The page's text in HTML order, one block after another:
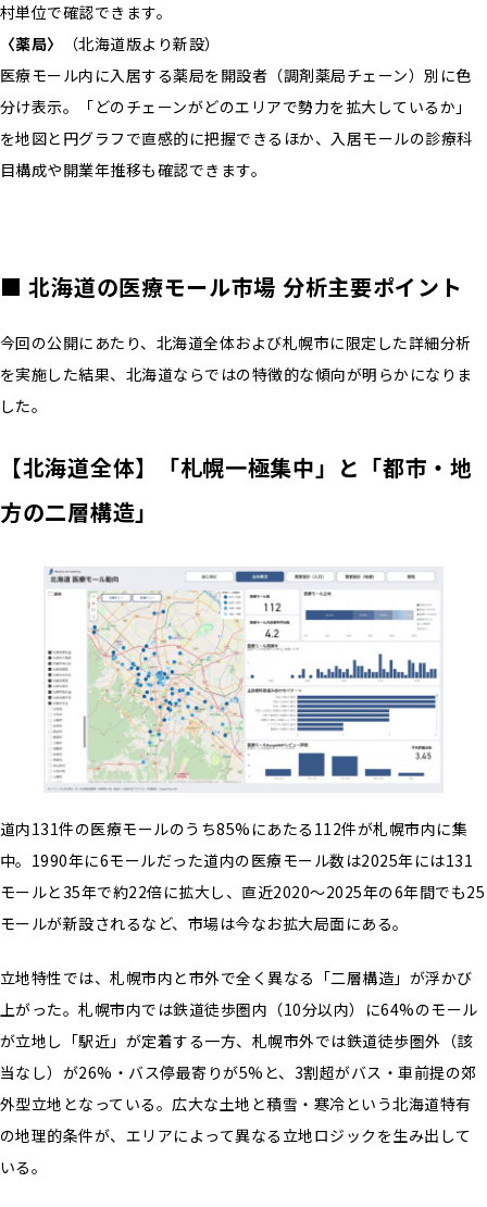
村単位で確認できます。
〈薬局〉
（北海道版より新設）
医療モール内に入居する薬局を開設者（調剤薬局チェーン）別に色
分け表示。「どのチェーンがどのエリアで勢力を拡大しているか」
を地図と円グラフで直感的に把握できるほか、入居モールの診療科
目構成や開業年推移も確認できます。
■ 北海道の医療モール市場 分析主要ポイント
今回の公開にあたり、北海道全体および札幌市に限定した詳細分析
を実施した結果、北海道ならではの特徴的な傾向が明らかになりま
した。
【北海道全体】「札幌一極集中」と「都市・地
方の二層構造」
道内131件の医療モールのうち85%にあたる112件が札幌市内に集
中。1990年に6モールだった道内の医療モール数は2025年には131
モールと35年で約22倍に拡大し、直近2020〜2025年の6年間でも25
モールが新設されるなど、市場は今なお拡大局面にある。
立地特性では、札幌市内と市外で全く異なる「二層構造」が浮かび
上がった。札幌市内では鉄道徒歩圏内（10分以内）に64%のモール
が立地し「駅近」が定着する一方、札幌市外では鉄道徒歩圏外（該
当なし）が26%・バス停最寄りが5%と、3割超がバス・車前提の郊
外型立地となっている。広大な土地と積雪・寒冷という北海道特有
の地理的条件が、エリアによって異なる立地ロジックを生み出して
いる。